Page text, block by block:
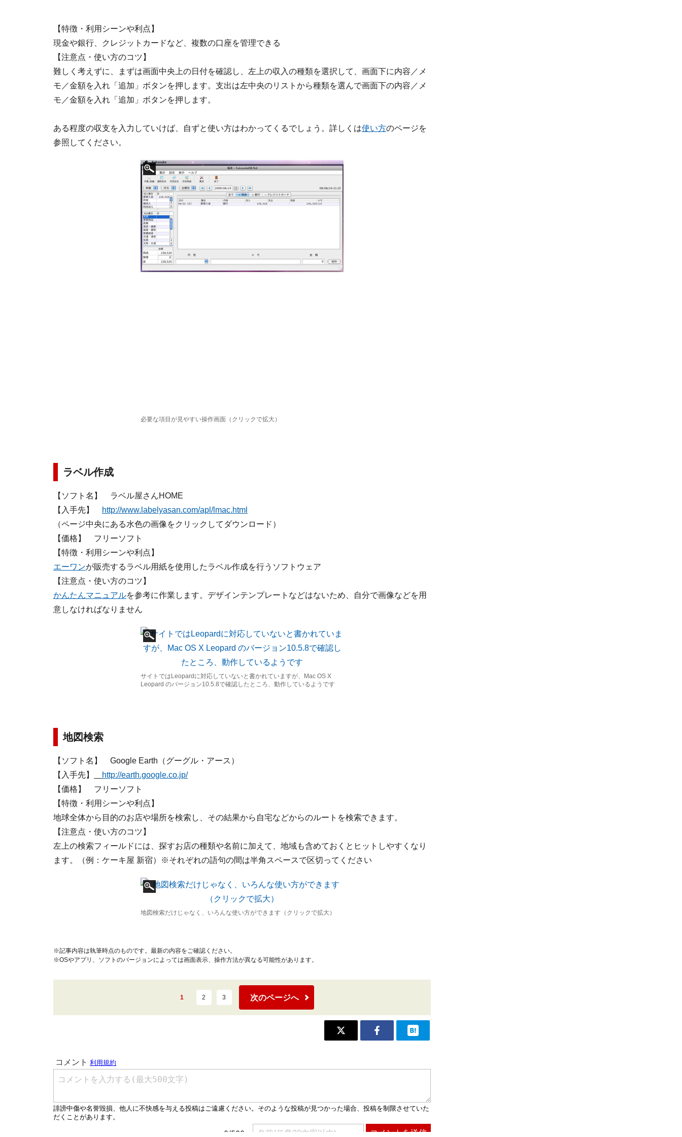
【特徴・利用シーンや利点】
現金や銀行、クレジットカードなど、複数の口座を管理できる
【注意点・使い方のコツ】
難しく考えずに、まずは画面中央上の日付を確認し、左上の収入の種類を選択して、画面下に内容／メ
モ／金額を入れ「追加」ボタンを押します。支出は左中央のリストから種類を選んで画面下の内容／メ
モ／金額を入れ「追加」ボタンを押します。
ある程度の収支を入力していけば、自ずと使い方はわかってくるでしょう。詳しくは使い方のページを
参照してください。
必要な項目が見やすい操作画面（クリックで拡大）
ラベル作成
【ソフト名】 ラベル屋さんHOME
【入手先】
http://www.labelyasan.com/apl/lmac.html
（ページ中央にある水色の画像をクリックしてダウンロード）
【価格】 フリーソフト
【特徴・利用シーンや利点】
エーワンが販売するラベル用紙を使用したラベル作成を行うソフトウェア
【注意点・使い方のコツ】
かんたんマニュアルを参考に作業します。デザインテンプレートなどはないため、自分で画像などを用
意しなければなりません
サイトではLeopardに対応していないと書かれていますが、Mac OS X
Leopard のバージョン10.5.8で確認したところ、動作しているようです
地図検索
【ソフト名】 Google Earth（グーグル・アース）
【入手先】
http://earth.google.co.jp/
【価格】 フリーソフト
【特徴・利用シーンや利点】
地球全体から目的のお店や場所を検索し、その結果から自宅などからのルートを検索できます。
【注意点・使い方のコツ】
左上の検索フィールドには、探すお店の種類や名前に加えて、地域も含めておくとヒットしやすくなり
ます。（例：ケーキ屋 新宿）※それぞれの語句の間は半角スペースで区切ってください
地図検索だけじゃなく、いろんな使い方ができます（クリックで拡大）
※記事内容は執筆時点のものです。最新の内容をご確認ください。
※OSやアプリ、ソフトのバージョンによっては画面表示、操作方法が異なる可能性があります。
1 2 3 次のページへ